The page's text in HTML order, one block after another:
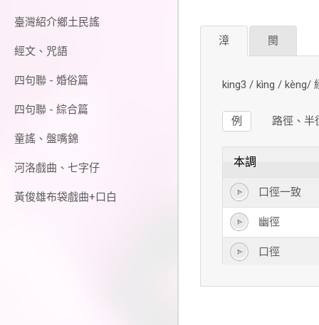
臺灣紹介鄉土民謠
經文、咒語
四句聯 - 婚俗篇
四句聯 - 綜合篇
童謠、盤嘴錦
河洛戲曲、七字仔
黃俊雄布袋戲曲+口白
漳 閩
king3 / kìng / kèng/
路徑、半
例
本調
口徑一致
幽徑
口徑